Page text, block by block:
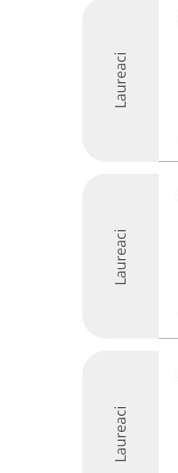
Laureaci
Laureaci
Laureaci